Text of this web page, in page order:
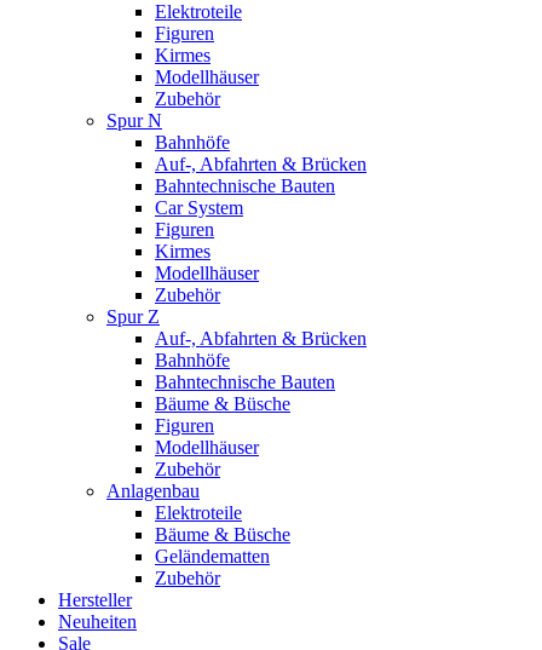
Elektroteile
Figuren
Kirmes
Modellhäuser
Zubehör
Spur N
Bahnhöfe
Auf-, Abfahrten & Brücken
Bahntechnische Bauten
Car System
Figuren
Kirmes
Modellhäuser
Zubehör
Spur Z
Auf-, Abfahrten & Brücken
Bahnhöfe
Bahntechnische Bauten
Bäume & Büsche
Figuren
Modellhäuser
Zubehör
Anlagenbau
Elektroteile
Bäume & Büsche
Geländematten
Zubehör
Hersteller
Neuheiten
Sale